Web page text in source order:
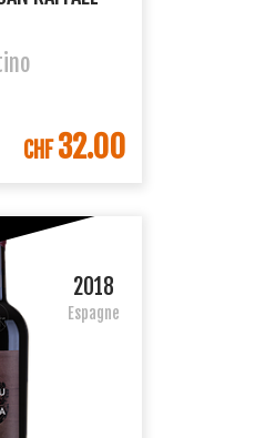
LE PANIER
CHF32.00
2018
Espagne